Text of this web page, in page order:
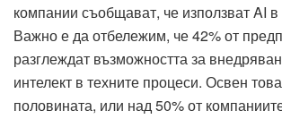
компании съобщават, че използват AI в
Важно е да отбележим, че 42% от
разглеждат възможността за
интелект в техните процеси. Освен
половината, или над 50% от